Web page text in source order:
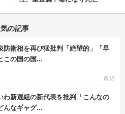
の記事
防衛相を再び猛批判「絶望的」「早
この国の国...
政治
わ新選組の新代表を批判「こんなの
んなギャグ...